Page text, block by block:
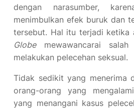
dengan narasumber,
menimbulkan efek buruk dan
tersebut. Hal itu terjadi ketika
Globemewawancarai
melakukan pelecehan seksual.
Tidak sedikit yang menerima
orang-orang yang
yang menangani kasus